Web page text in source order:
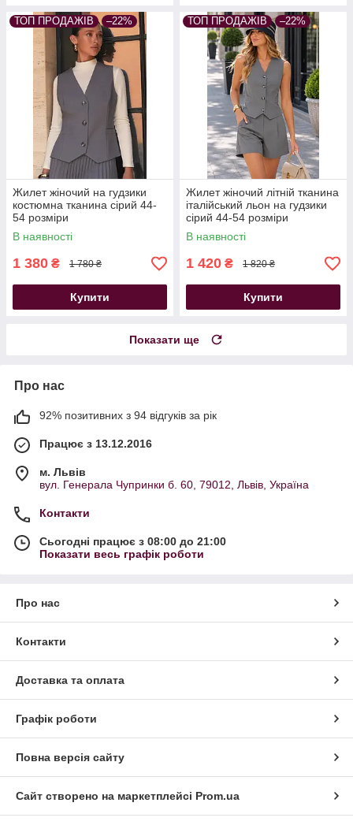
ТОП ПРОДАЖІВ –22%
Жилет жіночий на гудзики
костюмна тканина сірий 44-
54 розміри
В наявності
1 380 ₴ 1 780 ₴
Купити
ТОП ПРОДАЖІВ –22%
Жилет жіночий літній тканина
італійський льон на гудзики
сірий 44-54 розміри
В наявності
1 420 ₴ 1 820 ₴
Купити
Показати ще
Про нас
92% позитивних з 94 відгуків за рік
Працює з 13.12.2016
м. Львів
вул. Генерала Чупринки б. 60, 79012, Львів, Україна
Контакти
Сьогодні працює з 08:00 до 21:00
Показати весь графік роботи
Про нас
Контакти
Доставка та оплата
Графік роботи
Повна версія сайту
Сайт створено на маркетплейсі Prom.ua